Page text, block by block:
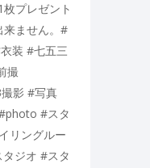
プレゼント
ません。#
装 #七五三
撮
影 #写真
#スタ
リングルー
ジオ #スタ